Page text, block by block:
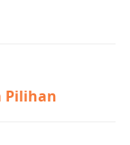
Pilihan